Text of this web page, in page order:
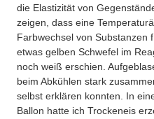
die Elastizität von
zeigen, dass eine
Farbwechsel von Substanzen
etwas gelben Schwefel im
noch weiß erschien.
beim Abkühlen stark
selbst erklären konnten. In
Ballon hatte ich Trockeneis